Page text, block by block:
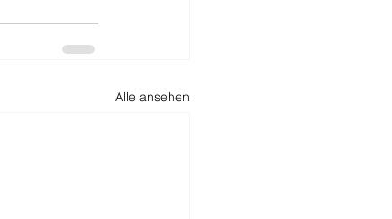
Alle ansehen